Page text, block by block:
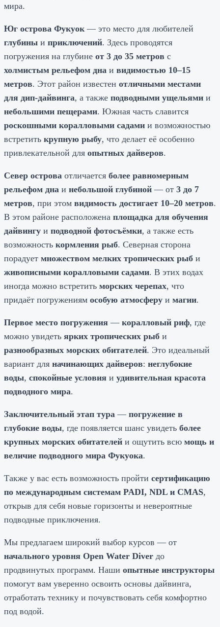
мира.
Юг острова Фукуок — это место для любителей
глубины и приключений. Здесь проводятся
погружения на глубине от 3 до 35 метров с
холмистым рельефом дна и видимостью 10–15
метров. Этот район известен отличными местами
для дип-дайвинга, а также подводными ущельями и
небольшими пещерами. Южная часть славится
роскошными коралловыми садами и возможностью
встретить крупную рыбу, что делает её особенно
привлекательной для опытных дайверов.
Север острова отличается более равномерным
рельефом дна и небольшой глубиной — от 3 до 7
метров, при этом видимость достигает 10–20 метров.
В этом районе расположена площадка для обучения
дайвингу и подводной фотосъёмки, а также есть
возможность кормления рыб. Северная сторона
порадует множеством мелких тропических рыб и
живописными коралловыми садами. В этих водах
иногда можно встретить морских черепах, что
придаёт погружениям особую атмосферу и магии.
Первое место погружения — коралловый риф, где
можно увидеть ярких тропических рыб и
разнообразных морских обитателей. Это идеальный
вариант для начинающих дайверов: неглубокие
воды, спокойные условия и удивительная красота
подводного мира.
Заключительный этап тура — погружение в
глубокие воды, где появляется шанс увидеть более
крупных морских обитателей и ощутить всю мощь и
величие подводного мира Фукуока.
Также у вас есть возможность пройти сертификацию
по международным системам PADI, NDL и CMAS,
открыв для себя новые горизонты и невероятные
подводные приключения.
Мы предлагаем широкий выбор курсов — от
начального уровня Open Water Diver до
продвинутых программ. Наши опытные инструкторы
помогут вам уверенно освоить основы дайвинга,
отработать технику и почувствовать себя комфортно
под водой.